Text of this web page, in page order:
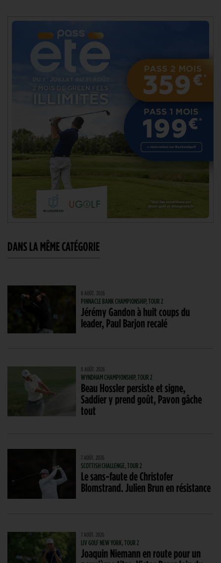
DANS LA MÊME CATÉGORIE
8 AOÛT. 2026
PINNACLE BANK CHAMPIONSHIP, TOUR 2
Jérémy Gandon à huit coups du
leader, Paul Barjon recalé
8 AOÛT. 2026
WYNDHAM CHAMPIONSHIP, TOUR 2
Beau Hossler persiste et signe,
Saddier y prend goût, Pavon gâche
tout
7 AOÛT. 2026
SCOTTISH CHALLENGE, TOUR 2
Le sans-faute de Christofer
Blomstrand. Julien Brun en résistance
7 AOÛT. 2026
LIV GOLF NEW YORK, TOUR 2
Joaquin Niemann en route pour un